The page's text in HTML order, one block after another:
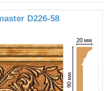
D226-58